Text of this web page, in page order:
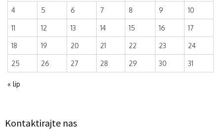
4 5 6 7 8 9 10
11 12 13 14 15 16 17
18 19 20 21 22 23 24
25 26 27 28 29 30 31
« lip
Kontaktirajte nas